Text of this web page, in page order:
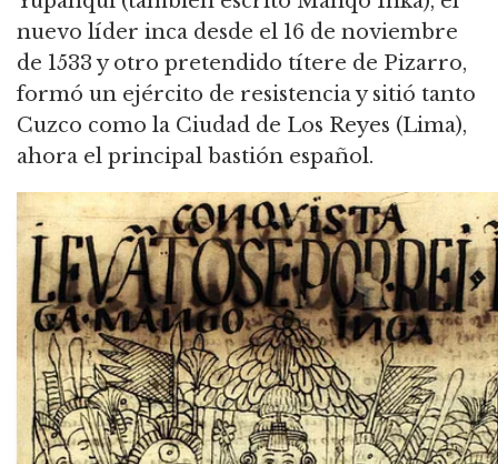
nuevo líder inca desde el 16 de noviembre
de 1533 y otro pretendido títere de Pizarro,
formó un ejército de resistencia y sitió tanto
Cuzco como la Ciudad de Los Reyes (Lima),
ahora el principal bastión español.